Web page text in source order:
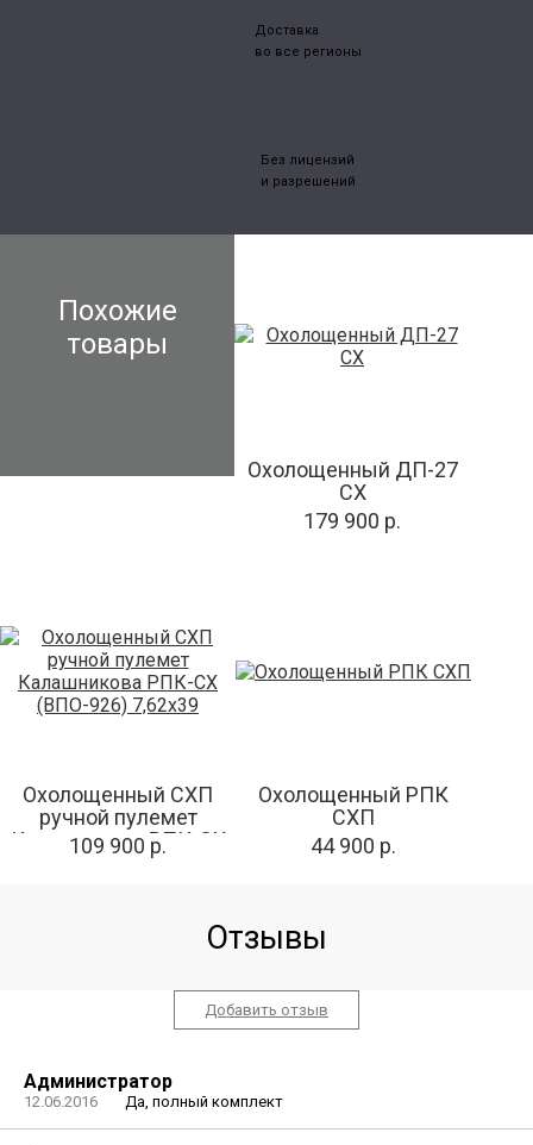
Доставка
во все регионы
Без лицензий
и разрешений
Похожие
товары
Охолощенный ДП-27
СХ
179 900 р.
Охолощенный СХП
ручной пулемет
Калашникова РПК-СХ
(ВПО-926) 7,62x39
109 900 р.
Охолощенный РПК
СХП
44 900 р.
Отзывы
Добавить отзыв
Администратор
12.06.2016 Да, полный комплект